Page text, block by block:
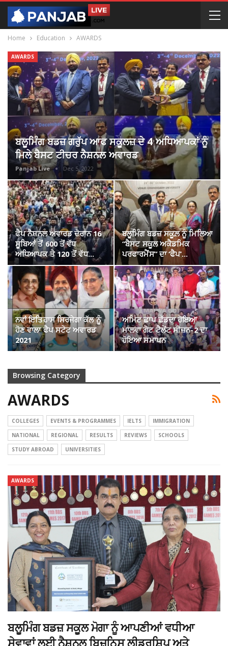
Home Education AWARDS
AWARDS
ਬਲੂਮਿੰਗ ਬਡਜ਼ ਗਰੁੱਪ ਆਫ ਸਕੂਲਜ਼ ਦੇ 4 ਅਧਿਆਪਕਾਂ ਨੂੰ
ਮਿਲੇ ਬੈਸਟ ਟੀਚਰ ਨੈਸ਼ਨਲ ਅਵਾਰਡ
Panjab Live Dec 5, 2022
ਫੈਪ ਨੈਸ਼ਨਲ ਅਵਾਰਡ ਦੋਰਾਨ 16
ਸੂਬਿਆਂ ਤੋਂ 600 ਤੋਂ ਵੱਧ
ਅਧਿਆਪਕ ਤੇ 120 ਤੋਂ ਵੱਧ…
ਬਲੂਮਿੰਗ ਬਡਜ਼ ਸਕੂਲ਼ ਨੂੰ ਮਿਲਿਆ
“ਬੈਸਟ ਸਕੂਲ ਅਕੈਡਮਿਕ
ਪਰਫਾਰਮੈਂਸ” ਦਾ ‘ਫੈਪ’…
ਨਵਾਂ ਇਤਿਹਾਸ ਸਿਰਜੇਗਾ ਕੱਲ ਨੂੰ
ਹੋਣ ਵਾਲਾ ਫੈਪ ਸਟੇਟ ਅਵਾਰਡ
2021
ਅਮਿਟ ਛਾਪ ਛੱਡਦਾ ਹੋਇਆ
ਮਾਲਵਾ ਗੋਟ ਟੈਲੇਂਟ ਸੀਜ਼ਨ-2 ਦਾ
ਹੋਇਆ ਸਮਾਪਨ
Browsing Category
AWARDS
COLLEGES EVENTS & PROGRAMMES IELTS
IMMIGRATION
NATIONAL
REGIONAL RESULTS REVIEWS
SCHOOLS
STUDY ABROAD
UNIVERSITIES
AWARDS
ਬਲੂਮਿੰਗ ਬਡਜ਼ ਸਕੂਲ ਮੋਗਾ ਨੂੰ ਆਪਣੀਆਂ ਵਧੀਆ
ਸੇਵਾਵਾਂ ਲਈ ਨੈਸ਼ਨਲ ਬਿਜ਼ਨਿਸ ਲੀਡਰਸ਼ਿਪ ਅਤੇ